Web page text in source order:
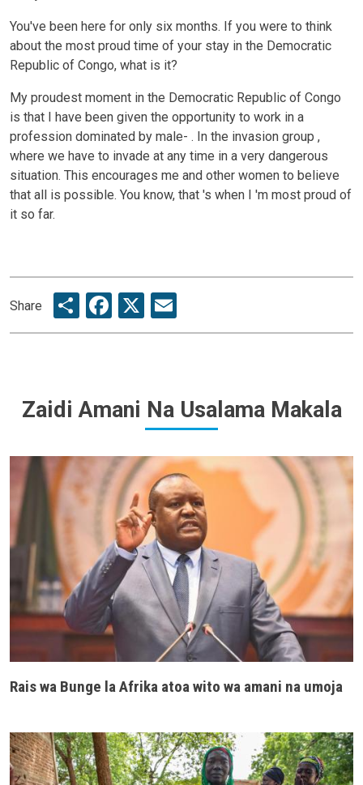
You've been here for only six months. If you were to think
about the most proud time of your stay in the Democratic
Republic of Congo, what is it?
My proudest moment in the Democratic Republic of Congo
is that I have been given the opportunity to work in a
profession dominated by male- . In the invasion group ,
where we have to invade at any time in a very dangerous
situation. This encourages me and other women to believe
that all is possible. You know, that 's when I 'm most proud of
it so far.
Share ShareFacebook
X
Zaidi Amani Na Usalama Makala
Rais wa Bunge la Afrika atoa wito wa amani na umoja